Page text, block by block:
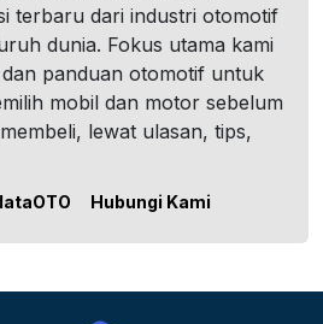
terbaru dari industri otomotif
dunia. Fokus utama kami
panduan otomotif untuk
mobil dan motor sebelum
lewat ulasan, tips,
Hubungi Kami